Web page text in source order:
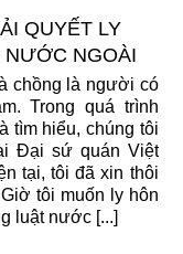
QUYẾT LY
NƯỚC NGOÀI
chồng là người có
Trong quá trình
tìm hiểu, chúng tôi
Đại sứ quán Việt
tại, tôi đã xin thôi
tôi muốn ly hôn
luật nước [...]